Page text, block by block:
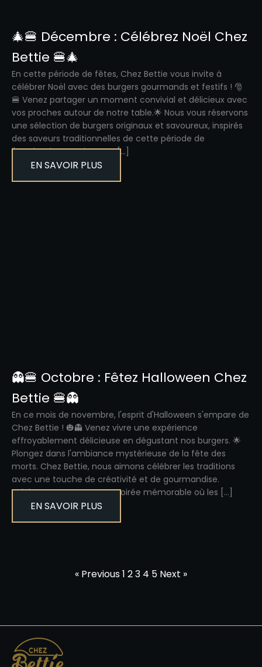
🎄🍔 Décembre : Célébrez Noël Chez
Bettie 🍔🎄
En cette période de fêtes, Chez Bettie vous invite à
célébrer Noël avec des burgers gourmands et festifs ! 🎅
🍔 Venez partager un moment convivial et délicieux avec
vos proches autour de notre table.🌟 Nous vous réservons
une sélection de burgers originaux et savoureux, inspirés
des saveurs traditionnelles de cette période de
l'année.Chez Bettie, nous […]
EN SAVOIR PLUS
👻🍔 Octobre : Fêtez Halloween Chez
Bettie 🍔👻
En ce mois de novembre, l'esprit d'Halloween s'empare de
Chez Bettie ! 🎃👻 Venez vivre une expérience
effroyablement délicieuse en dégustant nos burgers. 🌟
Plongez dans l'ambiance mystérieuse de la fête des
morts. Chez Bettie, nous aimons célébrer les traditions
avec une touche de créativité et de gourmandise.
Rejoignez-nous pour une soirée mémorable où les […]
EN SAVOIR PLUS
« Previous1 23 4 5 Next »